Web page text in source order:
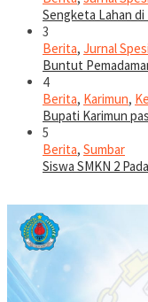
Sengketa Lahan
3
Berita, Jurnal
Buntut
4
Berita, Karimun,
Bupati Karimun
5
Berita, Sumbar
Siswa SMKN 2